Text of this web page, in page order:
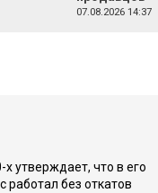
07.08.2026 14:37
утверждает, что в его
работал без откатов